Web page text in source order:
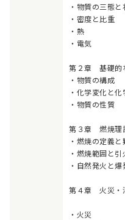
・物質の三態
・密度と比重
・熱
・電気
第２章 基礎的
・物質の構成
・化学変化と
・物質の性質
第３章 燃焼理
・燃焼の定義と
・燃焼範囲と
・自然発火と爆
第４章 火災・
・火災